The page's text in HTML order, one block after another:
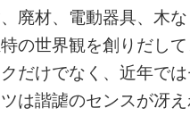
廃材、電動器具、木
の世界観を創りだし
だけでなく、近年で
は諧謔のセンスが冴え